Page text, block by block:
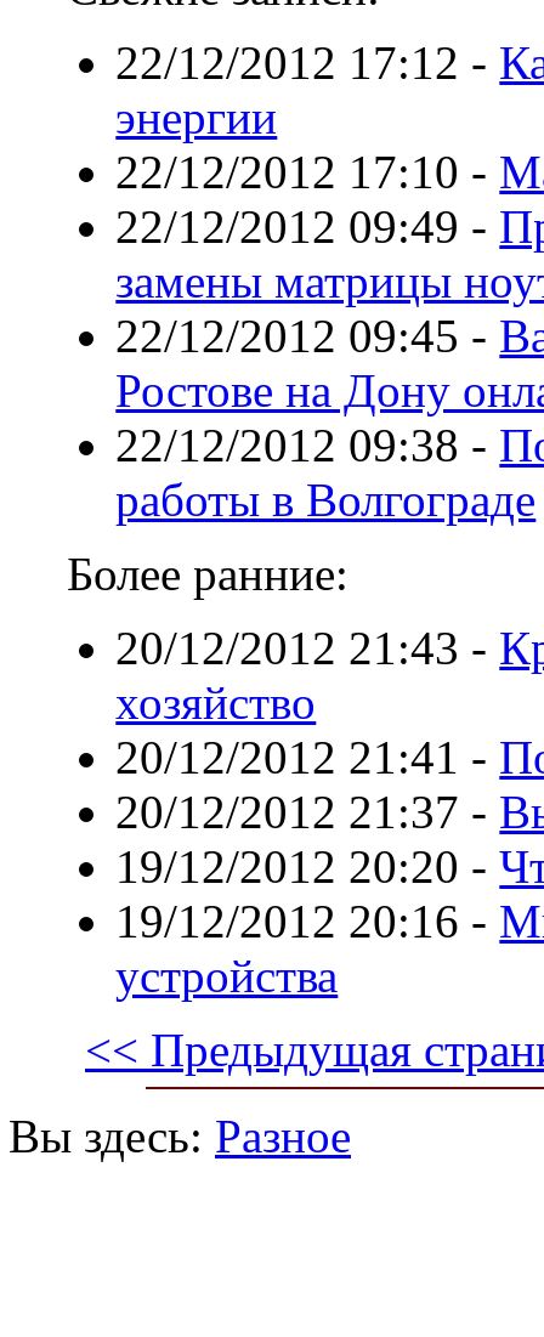
22/12/2012 17:12 -
энергии
22/12/2012 17:10 -
22/12/2012 09:49 -
замены матрицы
22/12/2012 09:45 -
Ростове на Дону
22/12/2012 09:38 -
работы в Волгограде
Более ранние:
20/12/2012 21:43 -
хозяйство
20/12/2012 21:41 -
20/12/2012 21:37 -
19/12/2012 20:20 -
19/12/2012 20:16 -
устройства
<< Предыдущая
Вы здесь: Разное